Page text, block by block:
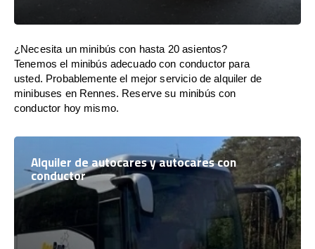
¿Necesita un minibús con hasta 20 asientos?
Tenemos el minibús adecuado con conductor para
usted. Probablemente el mejor servicio de alquiler de
minibuses en Rennes. Reserve su minibús con
conductor hoy mismo.
Alquiler de autocares y autocares con
conductor